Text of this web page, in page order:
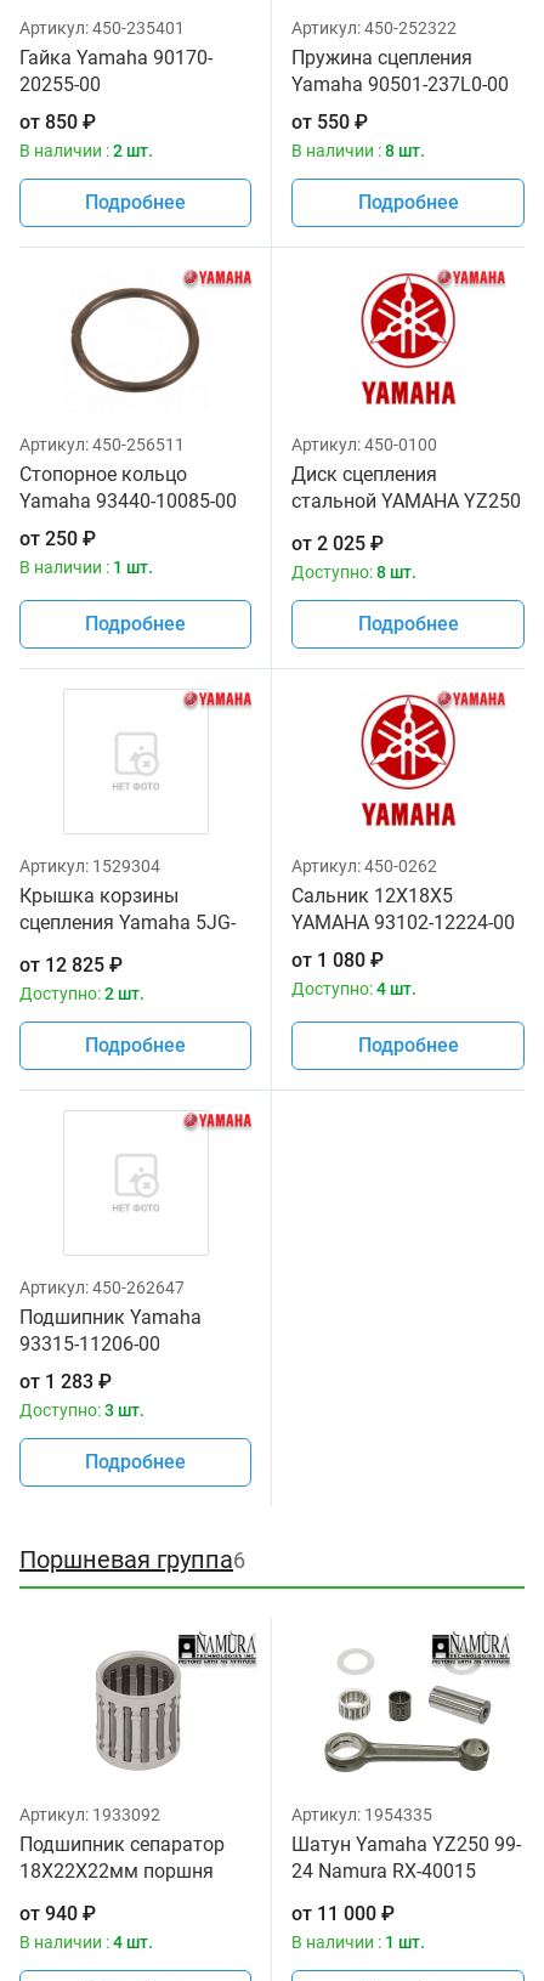
Артикул:450-235401
Гайка Yamaha 90170-
20255-00
от 850 ₽
В наличии :2 шт.
Подробнее
Артикул:450-252322
Пружина сцепления
Yamaha 90501-237L0-00
от 550 ₽
В наличии :8 шт.
Подробнее
Артикул:450-256511
Стопорное кольцо
Yamaha 93440-10085-00
от 250 ₽
В наличии : 1 шт.
Подробнее
Артикул:450-0100
Диск сцепления
стальной YAMAHA YZ250
YAMAHA 3XK-16325-00-00
4X7-16325-00-00
от 2 025 ₽
Доступно:8 шт.
Подробнее
Артикул: 1529304
Крышка корзины
сцепления Yamaha 5JG-
от 12 825 ₽
Доступно:2 шт.
Подробнее
Артикул:450-0262
Сальник 12X18X5
YAMAHA 93102-12224-00
от 1 080 ₽
Доступно:4 шт.
Подробнее
Артикул:450-262647
Подшипник Yamaha
93315-11206-00
от 1 283 ₽
Доступно:3 шт.
Подробнее
Поршневая группа6
Артикул: 1933092
Подшипник сепаратор
18X22X22мм поршня
91015-KZ3-003 93310-
21874-00 93310-218A6-00
от 940 ₽
В наличии :4 шт.
Артикул: 1954335
Шатун Yamaha YZ250 99-
24 Namura RX-40015
от 11 000 ₽
В наличии : 1 шт.